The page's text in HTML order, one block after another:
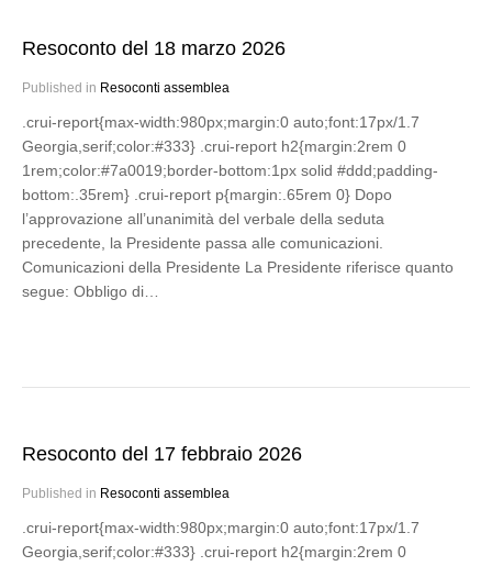
Resoconto del 18 marzo 2026
Published in Resoconti assemblea
.crui-report{max-width:980px;margin:0 auto;font:17px/1.7
Georgia,serif;color:#333} .crui-report h2{margin:2rem 0
1rem;color:#7a0019;border-bottom:1px solid #ddd;padding-
bottom:.35rem} .crui-report p{margin:.65rem 0} Dopo
l’approvazione all’unanimità del verbale della seduta
precedente, la Presidente passa alle comunicazioni.
Comunicazioni della Presidente La Presidente riferisce quanto
segue: Obbligo di…
Resoconto del 17 febbraio 2026
Published in Resoconti assemblea
.crui-report{max-width:980px;margin:0 auto;font:17px/1.7
Georgia,serif;color:#333} .crui-report h2{margin:2rem 0